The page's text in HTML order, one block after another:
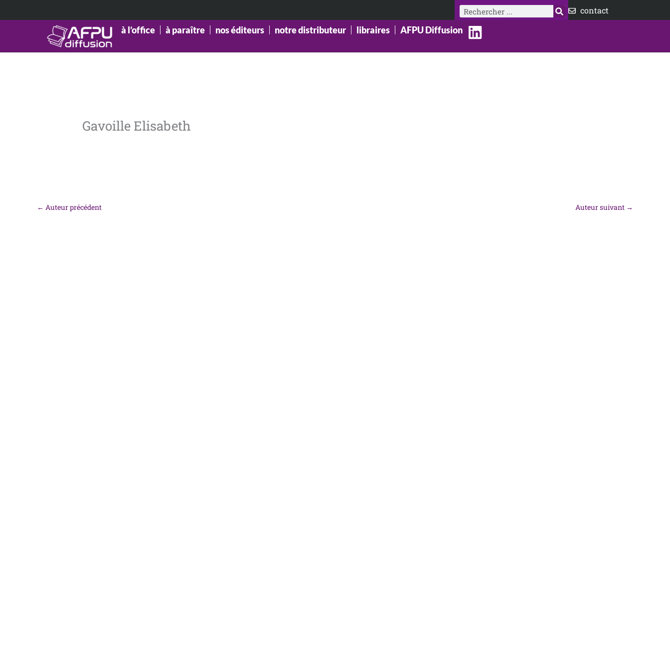
Rechercher contact
à l’office à paraître nos éditeurs notre distributeur libraires AFPU Diffusion
Gavoille Elisabeth
← Auteur précédent Auteur suivant →